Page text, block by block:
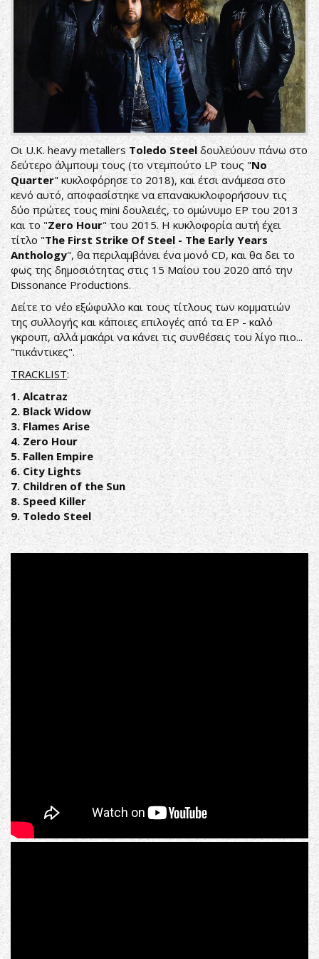
Οι U.K. heavy metallers Toledo Steelδουλεύουν πάνω στο
δεύτερο άλμπουμ τους (το ντεμπούτο LP τους "No
Quarter" κυκλοφόρησε το 2018), και έτσι ανάμεσα στο
κενό αυτό, αποφασίστηκε να επανακυκλοφορήσουν τις
δύο πρώτες τους mini δουλειές, το ομώνυμο ΕΡ του 2013
και το "Zero Hour" του 2015. Η κυκλοφορία αυτή έχει
τίτλο "The First Strike Of Steel - The Early Years
Anthology", θα περιλαμβάνει ένα μονό CD, και θα δει το
φως της δημοσιότητας στις 15 Μαΐου του 2020 από την
Dissonance Productions.
Δείτε το νέο εξώφυλλο και τους τίτλους των κομματιών
της συλλογής και κάποιες επιλογές από τα ΕΡ - καλό
γκρουπ, αλλά μακάρι να κάνει τις συνθέσεις του λίγο πιο...
"πικάντικες".
TRACKLIST:
1. Alcatraz
2. Black Widow
3. Flames Arise
4. Zero Hour
5. Fallen Empire
6. City Lights
7. Children of the Sun
8. Speed Killer
9. Toledo Steel